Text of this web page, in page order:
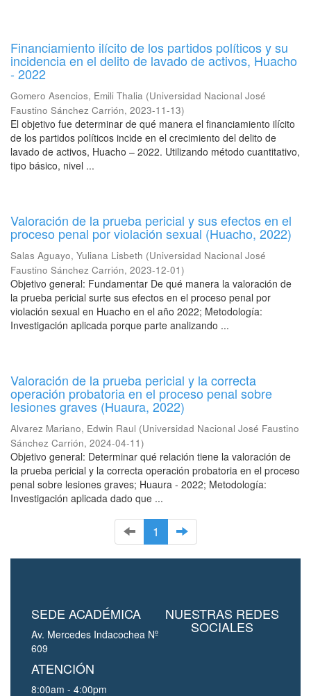
Financiamiento ilícito de los partidos políticos y su
incidencia en el delito de lavado de activos, Huacho
- 2022
Gomero Asencios, Emili Thalia (Universidad Nacional José
Faustino Sánchez Carrión, 2023-11-13)
El objetivo fue determinar de qué manera el financiamiento ilícito
de los partidos políticos incide en el crecimiento del delito de
lavado de activos, Huacho – 2022. Utilizando método cuantitativo,
tipo básico, nivel ...
Valoración de la prueba pericial y sus efectos en el
proceso penal por violación sexual (Huacho, 2022)
Salas Aguayo, Yuliana Lisbeth (Universidad Nacional José
Faustino Sánchez Carrión, 2023-12-01)
Objetivo general: Fundamentar De qué manera la valoración de
la prueba pericial surte sus efectos en el proceso penal por
violación sexual en Huacho en el año 2022; Metodología:
Investigación aplicada porque parte analizando ...
Valoración de la prueba pericial y la correcta
operación probatoria en el proceso penal sobre
lesiones graves (Huaura, 2022)
Alvarez Mariano, Edwin Raul (Universidad Nacional José Faustino
Sánchez Carrión, 2024-04-11)
Objetivo general: Determinar qué relación tiene la valoración de
la prueba pericial y la correcta operación probatoria en el proceso
penal sobre lesiones graves; Huaura - 2022; Metodología:
Investigación aplicada dado que ...
1
SEDE ACADÉMICA
Av. Mercedes Indacochea Nº
609
ATENCIÓN
8:00am - 4:00pm
NUESTRAS REDES
SOCIALES